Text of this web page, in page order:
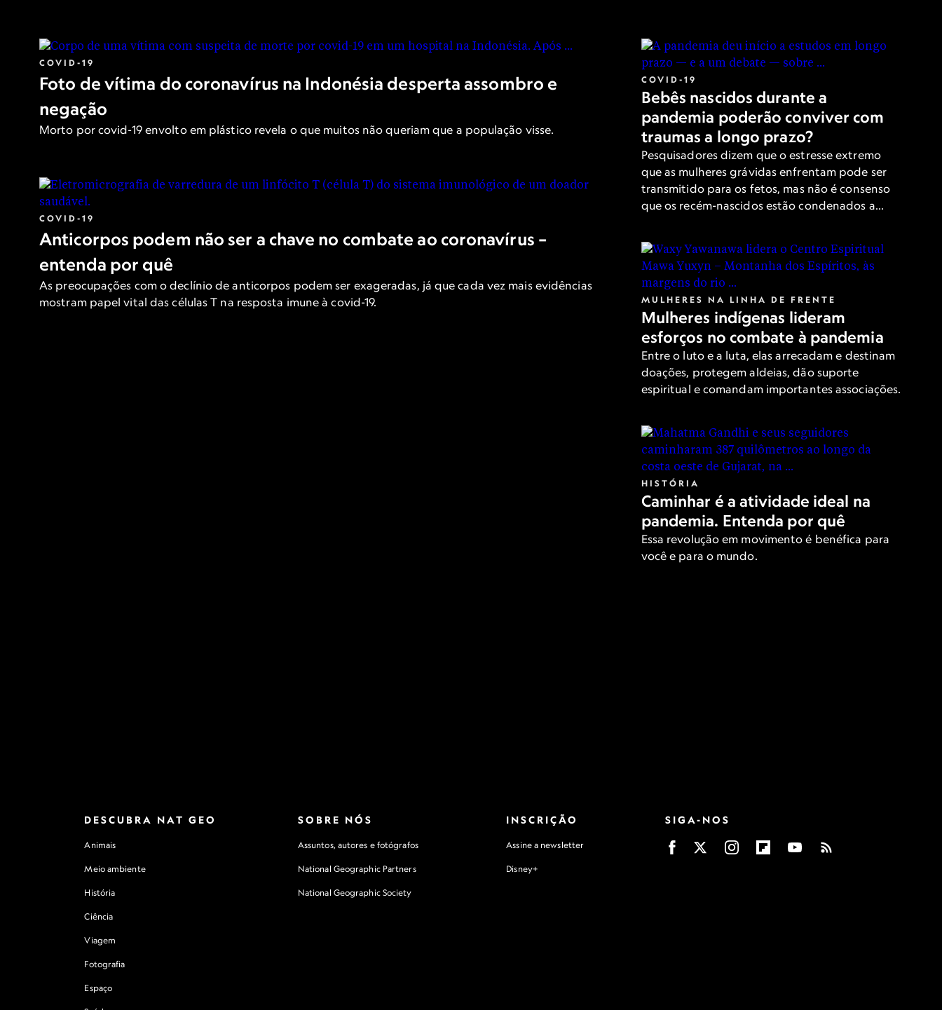
COVID-19
Foto de vítima do coronavírus na Indonésia desperta assombro e
negação
Morto por covid-19 envolto em plástico revela o que muitos não queriam que a população visse.
COVID-19
Anticorpos podem não ser a chave no combate ao coronavírus –
entenda por quê
As preocupações com o declínio de anticorpos podem ser exageradas, já que cada vez mais evidências
mostram papel vital das células T na resposta imune à covid-19.
COVID-19
Bebês nascidos durante a
pandemia poderão conviver com
traumas a longo prazo?
Pesquisadores dizem que o estresse extremo
que as mulheres grávidas enfrentam pode ser
transmitido para os fetos, mas não é consenso
que os recém-nascidos estão condenados a
MULHERES NA LINHA DE FRENTE
Mulheres indígenas lideram
esforços no combate à pandemia
Entre o luto e a luta, elas arrecadam e destinam
doações, protegem aldeias, dão suporte
espiritual e comandam importantes associações.
HISTÓRIA
Caminhar é a atividade ideal na
pandemia. Entenda por quê
Essa revolução em movimento é benéfica para
você e para o mundo.
DESCUBRA NAT GEO
Animais
Meio ambiente
História
Ciência
Viagem
Fotografia
Espaço
SOBRE NÓS
Assuntos, autores e fotógrafos
National Geographic Partners
National Geographic Society
INSCRIÇÃO
Assine a newsletter
Disney+
SIGA-NOS